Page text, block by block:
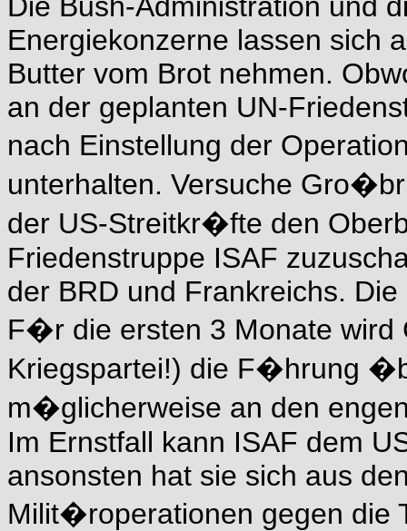
Energiekonzerne lassen sich
Butter vom Brot nehmen.
an der geplanten UN-
nach Einstellung der
unterhalten. Versuche
der US-Streitkr�fte den
Friedenstruppe ISAF
der BRD und Frankreichs.
F�r die ersten 3 Monate
Kriegspartei!) die F�hrung
m�glicherweise an den
Im Ernstfall kann ISAF dem
ansonsten hat sie sich aus
Milit�roperationen gegen die